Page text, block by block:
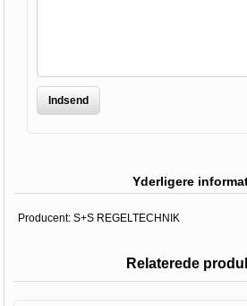
Indsend
Yderligere
Producent: S+S REGELTECHNIK
Relaterede